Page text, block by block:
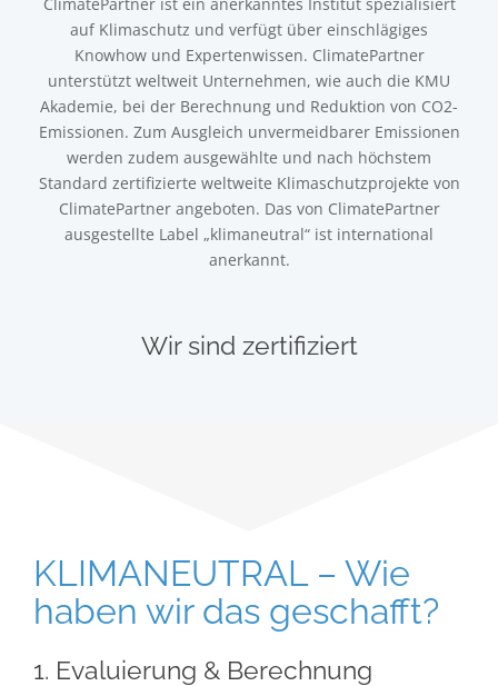
auf Klimaschutz und verfügt über einschlägiges
Knowhow und Expertenwissen. ClimatePartner
unterstützt weltweit Unternehmen, wie auch die KMU
Akademie, bei der Berechnung und Reduktion von CO2-
Emissionen. Zum Ausgleich unvermeidbarer Emissionen
werden zudem ausgewählte und nach höchstem
Standard zertifizierte weltweite Klimaschutzprojekte von
ClimatePartner angeboten. Das von ClimatePartner
ausgestellte Label „klimaneutral“ ist international
anerkannt.
Wir sind zertifiziert
KLIMANEUTRAL – Wie
haben wir das geschafft?
1. Evaluierung & Berechnung